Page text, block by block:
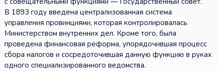
В 1893 году введена централизованная система
управления провинциями, которая контролировалась
Министерством внутренних дел. Кроме того, была
проведена финансовая реформа, упорядочившая процесс
сбора налогов и сосредоточившая данную функцию в руках
одного специализированного ведомства.